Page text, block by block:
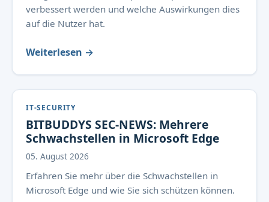
verbessert werden und welche Auswirkungen dies
auf die Nutzer hat.
Weiterlesen →
IT-SECURITY
BITBUDDYS SEC-NEWS: Mehrere
Schwachstellen in Microsoft Edge
05. August 2026
Erfahren Sie mehr über die Schwachstellen in
Microsoft Edge und wie Sie sich schützen können.